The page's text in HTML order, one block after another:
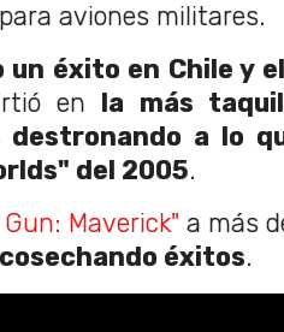
aviones militares.
éxito en Chile y
en la más
a lo
del 2005.
Gun: Maverick" a más
éxitos.